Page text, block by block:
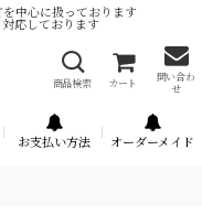
中心に扱っております
応しております
商品検索 カート
問い合わ
せ
お支払い方法 オーダーメイド